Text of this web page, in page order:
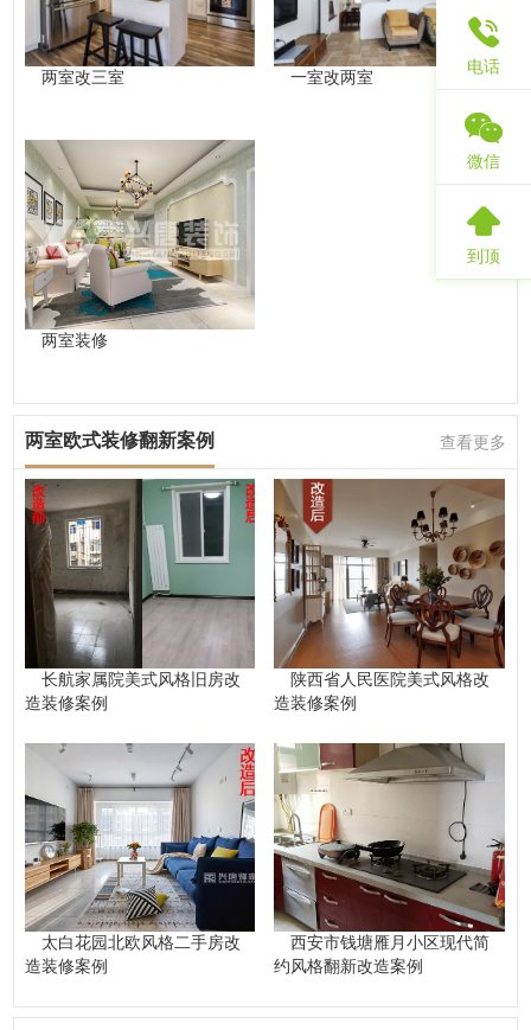
两室改三室 一室改两室
两室装修
两室欧式装修翻新案例 查看更多
长航家属院美式风格旧房改
造装修案例
陕西省人民医院美式风格改
造装修案例
太白花园北欧风格二手房改
造装修案例
西安市钱塘雁月小区现代简
约风格翻新改造案例
电话
微信
到顶